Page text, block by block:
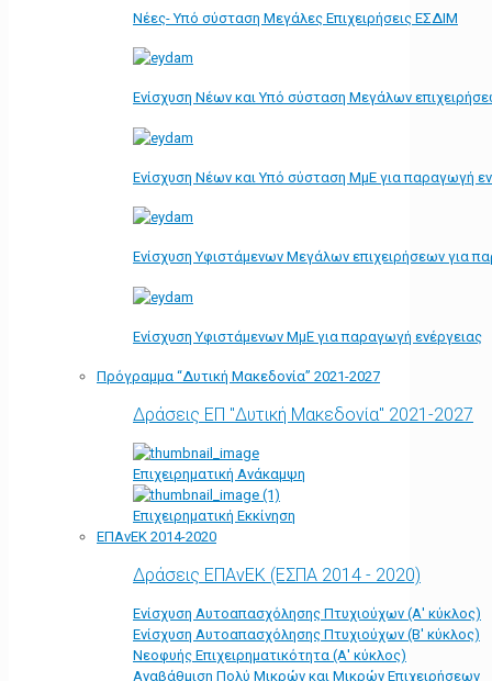
Νέες- Υπό σύσταση Μεγάλες Επιχειρήσεις ΕΣΔΙΜ
Ενίσχυση Νέων και Υπό σύσταση Μεγάλων
Ενίσχυση Νέων και Υπό σύσταση ΜμΕ για παραγωγή
Ενίσχυση Υφιστάμενων Μεγάλων επιχειρήσεων για
Ενίσχυση Υφιστάμενων ΜμΕ για παραγωγή ενέργειας
Πρόγραμμα “Δυτική Μακεδονία” 2021-2027
Δράσεις ΕΠ "Δυτική Μακεδονία" 2021-2027
Επιχειρηματική Ανάκαμψη
Επιχειρηματική Εκκίνηση
ΕΠΑνΕΚ 2014-2020
Δράσεις ΕΠΑνΕΚ (ΕΣΠΑ 2014 - 2020)
Ενίσχυση Αυτοαπασχόλησης Πτυχιούχων (Α' κύκλος)
Ενίσχυση Αυτοαπασχόλησης Πτυχιούχων (Β' κύκλος)
Νεοφυής Επιχειρηματικότητα (Α' κύκλος)
Αναβάθμιση Πολύ Μικρών και Μικρών Επιχειρήσεων